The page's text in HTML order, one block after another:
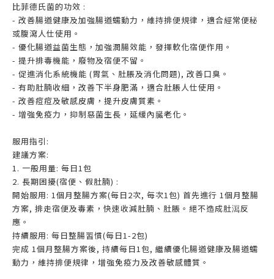
比菲德氏菌的功效 :
- 改善腸道健康及加強腸道蠕動力，維持排便規律，適合經常便秘
或腹瀉人仕使用。
- 優化腸道益菌生態，加強潤腸效能，發揮軟化宿便作用。
- 提升排毒機能，廢物及宿便不留。
- 促進消化系統機能 (胃氣、肚脹及消化問題), 改善口臭。
- 有助肚腩收細，改善下半身肥滿，適合肚脹人仕使用。
- 改善痘痘及敏感皮膚，提升皮膚質素。
- 增強免疫力，抑制惡菌生長，延緩內臓老化。
服用指引:
建議方案:
1. 一般用量: 每日1包
2. 長期困擾(宿便、假肚腩) :
開始服用: 1個月整腸方案(每日2次, 每次1包) 首先進行 1個月整腸
方案, 排走宿便及毒素，快速收減肚腩、肚脹。絕不造成肚㵼反
應。
持續服用: 每日整腸習慣(每日1-2包)
完成 1個月整腸方案後, 持續每日1包, 繼續優化腸道健康及腸道蠕
動力，維持排便規律，增強免疫力及改善敏感體質。